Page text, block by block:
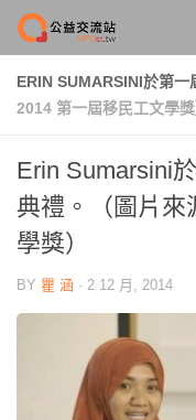
Skip to content
ERIN SUMARSINI於第一
2014 第一屆移民工文學獎
Erin Sumarsini
典禮。（圖片來
學獎）
BY 瞿 涵 · 2 12 月, 2014